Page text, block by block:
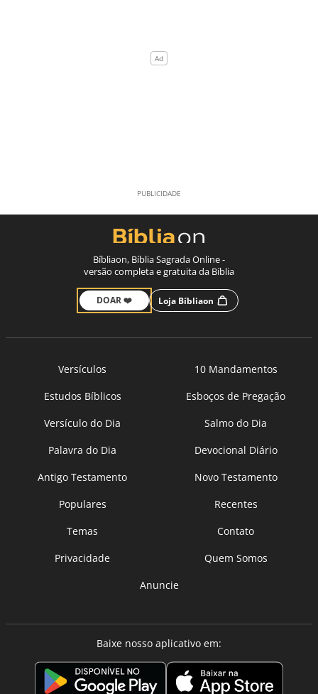
Bíbliaon, Bíblia Sagrada Online -
versão completa e gratuita da Bíblia
DOAR ❤️ Loja Bíbliaon
Versículos
10 Mandamentos
Estudos Bíblicos
Esboços de Pregação
Versículo do Dia
Salmo do Dia
Palavra do Dia
Devocional Diário
Antigo Testamento
Novo Testamento
Populares
Recentes
Temas
Contato
Privacidade
Quem Somos
Anuncie
Baixe nosso aplicativo em: